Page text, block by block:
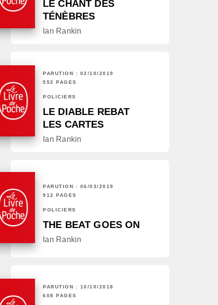
LE CHANT DES
TÉNÈBRES
Ian Rankin
PARUTION : 02/10/2019
552 PAGES
POLICIERS
LE DIABLE REBAT
LES CARTES
Ian Rankin
PARUTION : 06/03/2019
912 PAGES
POLICIERS
THE BEAT GOES ON
Ian Rankin
PARUTION : 10/10/2018
608 PAGES